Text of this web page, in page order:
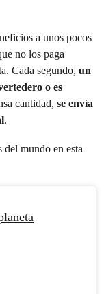
a unos pocos
no los paga
Cada segundo, un
o es
cantidad, se envía
.
del mundo en esta